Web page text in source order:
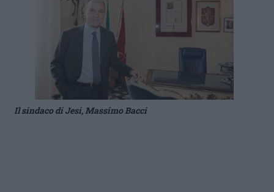
Il sindaco di Jesi, Massimo Bacci